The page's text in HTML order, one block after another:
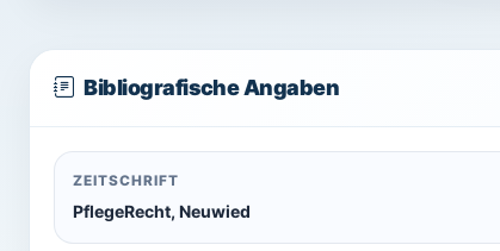
Bibliografische Angaben
ZEITSCHRIFT
PflegeRecht, Neuwied